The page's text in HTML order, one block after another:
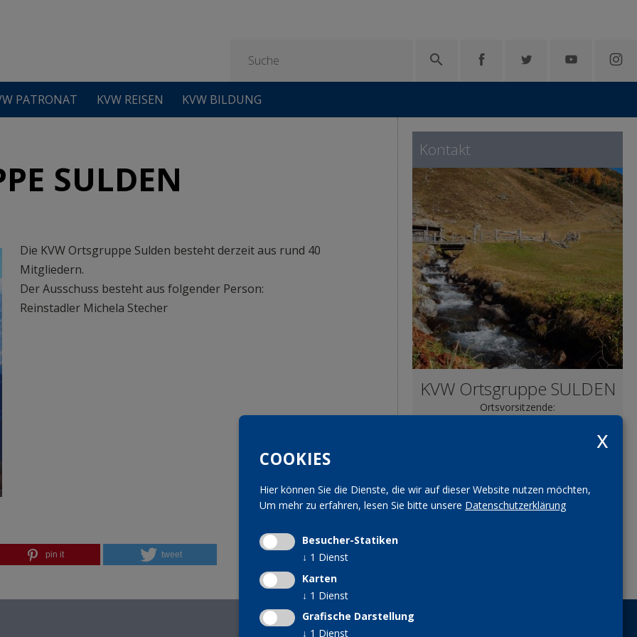

PATRONAT KVW REISEN KVW BILDUNG
SULDEN
Die KVW Ortsgruppe Sulden besteht derzeit aus rund 40
Mitgliedern.
Der Ausschuss besteht aus folgender Person:
Reinstadler Michela Stecher
pin it tweet
Kontakt
KVW Ortsgruppe SULDEN
Ortsvorsitzende:
COOKIES
Hier können Sie die Dienste, die wir auf dieser Website nutzen möchten,
Um mehr zu erfahren, lesen Sie bitte unsere Datenschutzerklärung
Besucher-Statiken
↓ 1 Dienst
Karten
↓ 1 Dienst
Grafische Darstellung
↓ 1 Dienst